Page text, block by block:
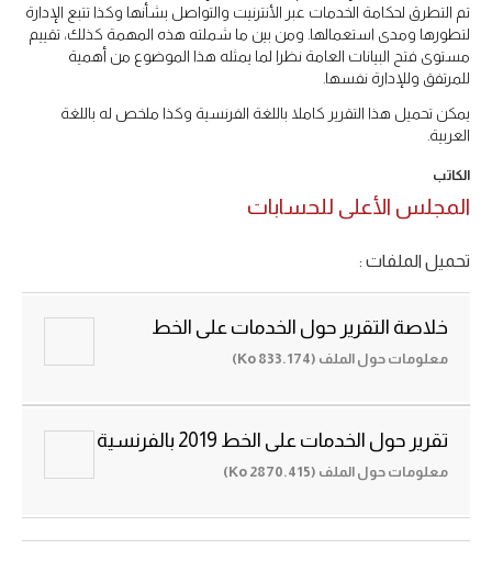
تم التطرق لحكامة الخدمات عبر الأنترنيت والتواصل بشأنها وكذا تتبع الإدارة
لتطورها ومدى استعمالها. ومن بين ما شملته هذه المهمة كذلك، تقييم
مستوى فتح البيانات العامة نظرا لما يمثله هذا الموضوع من أهمية
للمرتفق وللإدارة نفسها.
يمكن تحميل هذا التقرير كاملا باللغة الفرنسية وكذا ملخص له باللغة
العربية.
الكاتب
المجلس الأعلى للحسابات
تحميل الملفات :
خلاصة التقرير حول الخدمات على الخط
معلومات حول الملف (833.174 Ko)
تقرير حول الخدمات على الخط 2019 بالفرنسية
معلومات حول الملف (2870.415 Ko)